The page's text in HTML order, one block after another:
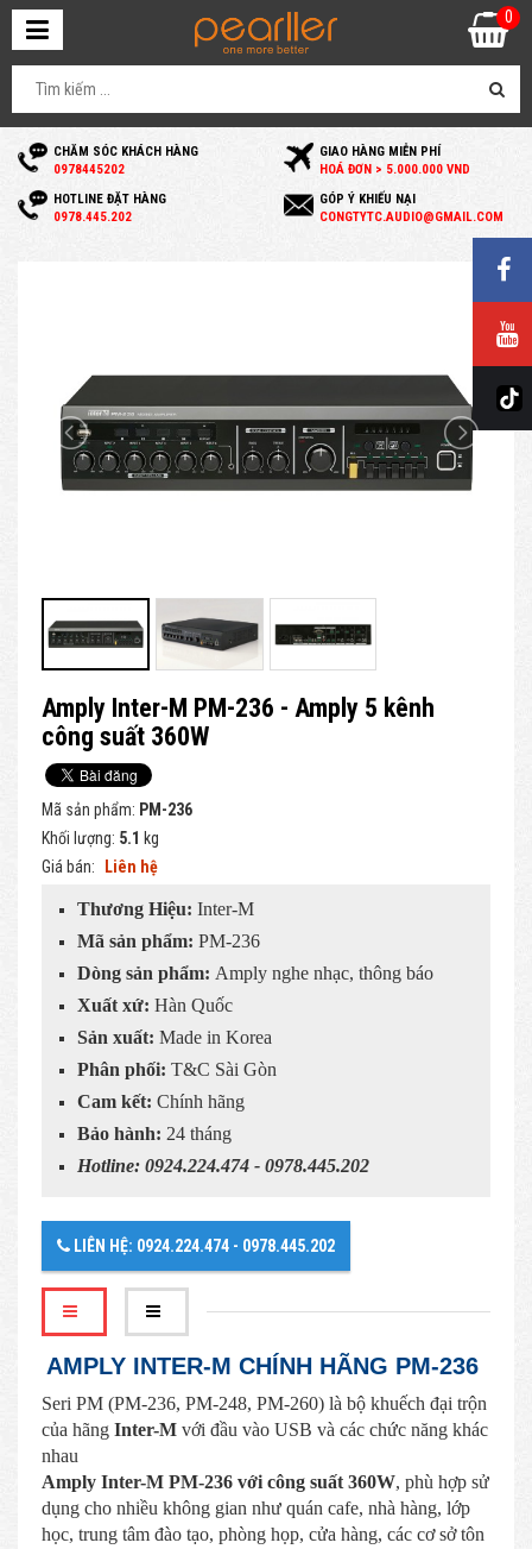
CHĂM SÓC KHÁCH HÀNG
0978445202
GIAO HÀNG MIỄN PHÍ
HOÁ ĐƠN > 5.000.000 VND
HOTLINE ĐẶT HÀNG
0978.445.202
GÓP Ý KHIẾU NẠI
CONGTYTC.AUDIO@GMAIL.COM
0
Amply Inter-M PM-236 - Amply 5 kênh
công suất 360W
Mã sản phẩm: PM-236
Khối lượng: 5.1 kg
Giá bán:
Liên hệ
Thương Hiệu: Inter-M
Mã sản phẩm: PM-236
Dòng sản phẩm: Amply nghe nhạc, thông báo
Xuất xứ: Hàn Quốc
Sản xuất: Made in Korea
Phân phối: T&C Sài Gòn
Cam kết: Chính hãng
Bảo hành: 24 tháng
Hotline: 0924.224.474 - 0978.445.202
LIÊN HỆ: 0924.224.474 - 0978.445.202
AMPLY INTER-M CHÍNH HÃNG PM-236
Seri PM (PM-236, PM-248, PM-260) là bộ khuếch đại trộn
của hãng Inter-M với đầu vào USB và các chức năng khác
nhau
Amply Inter-M PM-236 với công suất 360W, phù hợp sử
dụng cho nhiều không gian như quán cafe, nhà hàng, lớp
học, trung tâm đào tạo, phòng họp, cửa hàng, các cơ sở tôn